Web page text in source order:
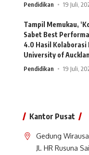
Pendidikan 19 Juli,
Tampil Memukau,
Sabet Best
4.0 Hasil Kolaborasi
University of
Pendidikan 19 Juli,
Kantor Pusat
Gedung
Jl. HR Rusuna